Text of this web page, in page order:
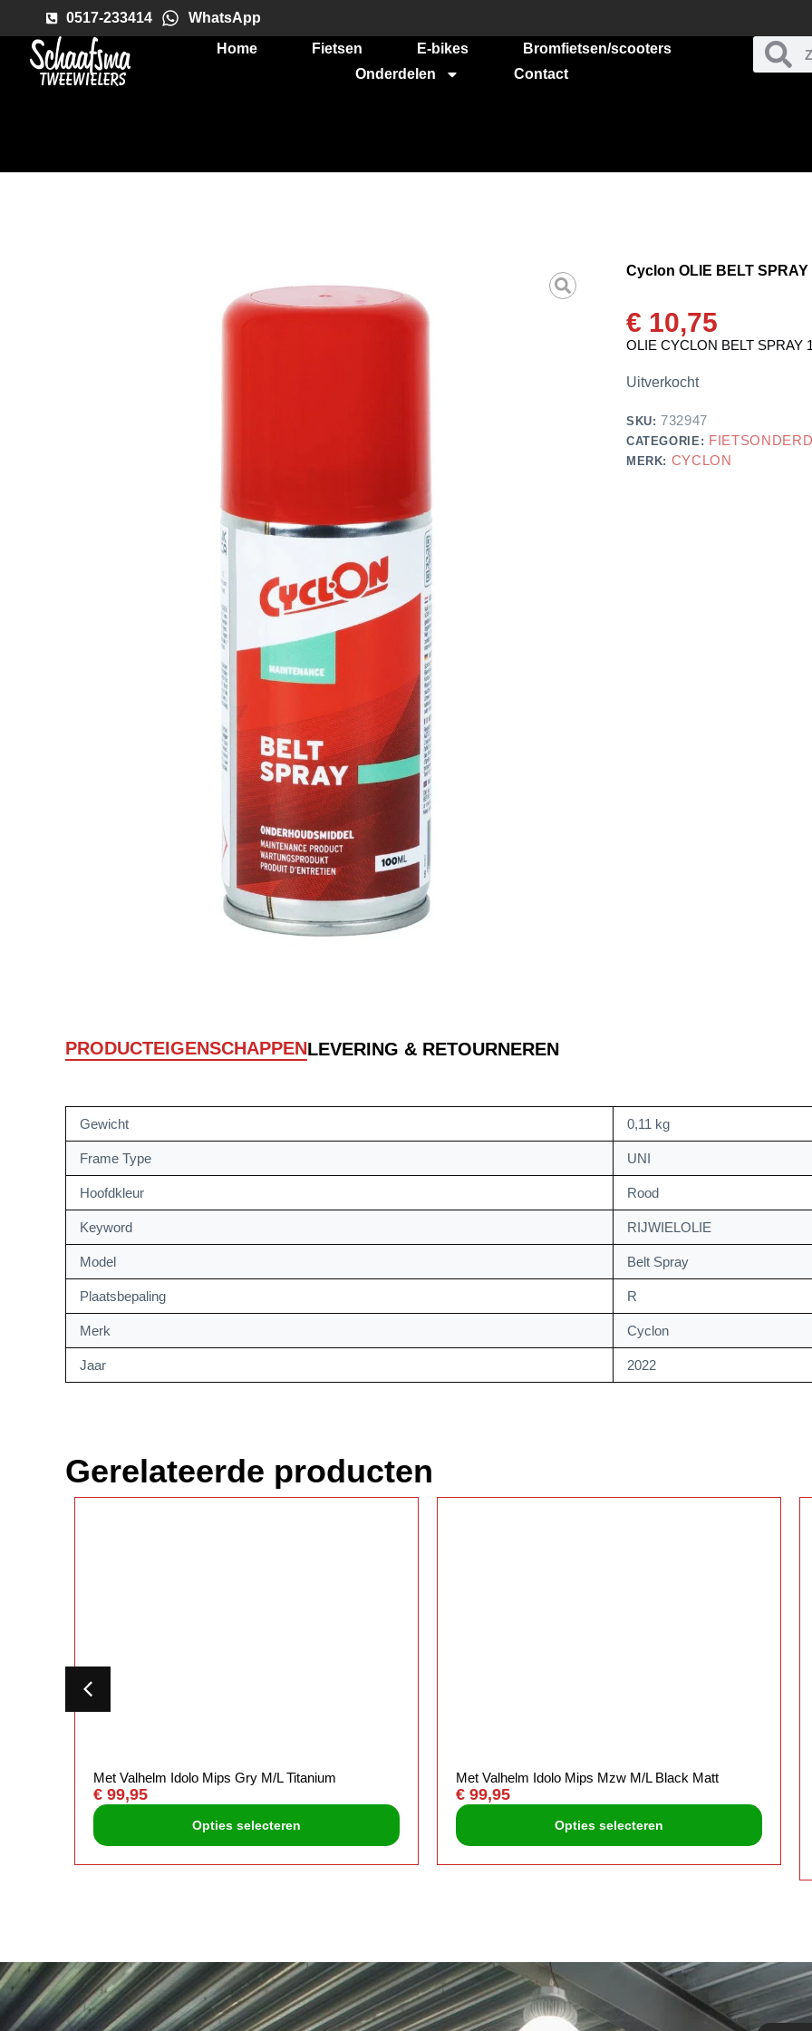
0517-233414
WhatsApp
Home
Fietsen E-bikes
Bromfietsen/scooters
Onderdelen
Contact
Cyclon OLIE BELT SPRAY
€ 10,75
OLIE CYCLON BELT SPRAY
Uitverkocht
SKU: 732947
CATEGORIE:
MERK: CYCLON
PRODUCTEIGENSCHAPPENLEVERING & RETOURNEREN
Gewicht 0,11 kg
Frame Type UNI
Hoofdkleur Rood
Keyword RIJWIELOLIE
Model Belt Spray
Plaatsbepaling R
Merk Cyclon
Jaar 2022
Gerelateerde producten
Met Valhelm Idolo Mips Gry M/L Titanium
€ 99,95
Opties selecteren
Met Valhelm Idolo Mips Mzw M/L Black Matt
€ 99,95
Opties selecteren